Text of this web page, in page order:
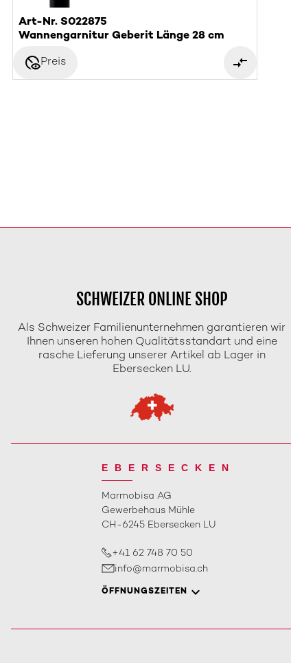
Art-Nr. S022875
Wannengarnitur Geberit Länge 28 cm
disabled_visiblePreis
SCHWEIZER ONLINE SHOP
Als Schweizer Familienunternehmen garantieren wir
Ihnen unseren hohen Qualitätsstandart und eine
rasche Lieferung unserer Artikel ab Lager in
Ebersecken LU.
EBERSECKEN
Marmobisa AG
Gewerbehaus Mühle
CH-6245 Ebersecken LU
+41 62 748 70 50
info@marmobisa.ch
ÖFFNUNGSZEITEN